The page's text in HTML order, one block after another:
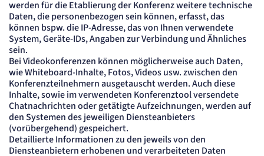
werden für die Etablierung der Konferenz weitere technische
Daten, die personenbezogen sein können, erfasst, das
können bspw. die IP-Adresse, das von Ihnen verwendete
System, Geräte-IDs, Angaben zur Verbindung und Ähnliches
sein.
Bei Videokonferenzen können möglicherweise auch Daten,
wie Whiteboard-Inhalte, Fotos, Videos usw. zwischen den
Konferenzteilnehmern ausgetauscht werden. Auch diese
Inhalte, sowie im verwendeten Konferenztool versendete
Chatnachrichten oder getätigte Aufzeichnungen, werden auf
den Systemen des jeweiligen Diensteanbieters
(vorübergehend) gespeichert.
Detaillierte Informationen zu den jeweils von den
Diensteanbietern erhobenen und verarbeiteten Daten